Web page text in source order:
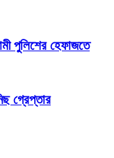
পুলিশের হেফাজতে
গ্রেপ্তার